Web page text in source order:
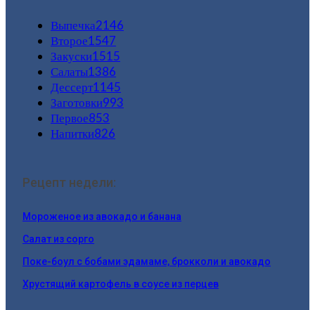
Выпечка2146
Второе1547
Закуски1515
Салаты1386
Дессерт1145
Заготовки993
Первое853
Напитки826
Рецепт недели:
Мороженое из авокадо и банана
Салат из сорго
Поке-боул с бобами эдамаме, брокколи и авокадо
Хрустящий картофель в соусе из перцев